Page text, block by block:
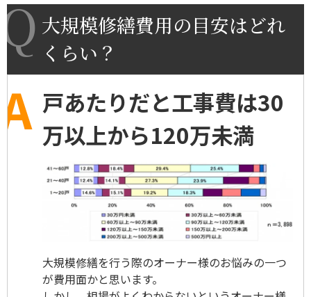
大規模修繕費用の目安はどれ
くらい？
戸あたりだと工事費は30
万以上から120万未満
大規模修繕を行う際のオーナー様のお悩みの一つ
が費用面かと思います。